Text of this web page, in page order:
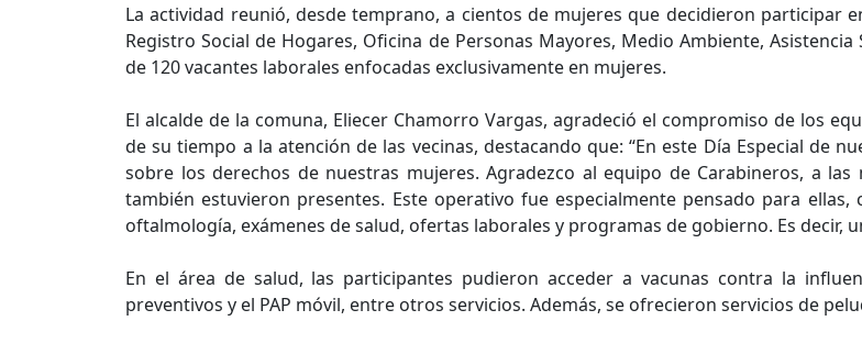
La actividad reunió, desde temprano, a cientos de mujeres que decidieron participar
Registro Social de Hogares, Oficina de Personas Mayores, Medio Ambiente,
de 120 vacantes laborales enfocadas exclusivamente en mujeres.
El alcalde de la comuna, Eliecer Chamorro Vargas, agradeció el compromiso de los
de su tiempo a la atención de las vecinas, destacando que: “En este Día Especial de
sobre los derechos de nuestras mujeres. Agradezco al equipo de Carabineros, a
también estuvieron presentes. Este operativo fue especialmente pensado para
oftalmología, exámenes de salud, ofertas laborales y programas de gobierno. Es decir,
En el área de salud, las participantes pudieron acceder a vacunas contra la
preventivos y el PAP móvil, entre otros servicios. Además, se ofrecieron servicios de